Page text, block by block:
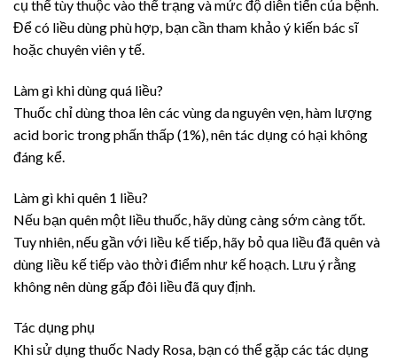
cụ thể tùy thuộc vào thể trạng và mức độ diễn tiến của bệnh.
Để có liều dùng phù hợp, bạn cần tham khảo ý kiến bác sĩ
hoặc chuyên viên y tế.
Làm gì khi dùng quá liều?
Thuốc chỉ dùng thoa lên các vùng da nguyên vẹn, hàm lượng
acid boric trong phấn thấp (1%), nên tác dụng có hại không
đáng kể.
Làm gì khi quên 1 liều?
Nếu bạn quên một liều thuốc, hãy dùng càng sớm càng tốt.
Tuy nhiên, nếu gần với liều kế tiếp, hãy bỏ qua liều đã quên và
dùng liều kế tiếp vào thời điểm như kế hoạch. Lưu ý rằng
không nên dùng gấp đôi liều đã quy định.
Tác dụng phụ
Khi sử dụng thuốc Nady Rosa, bạn có thể gặp các tác dụng